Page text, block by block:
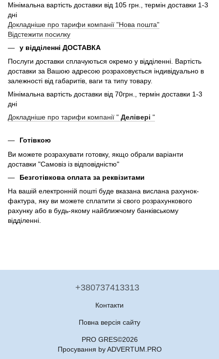
Мінімальна вартість доставки від 105 грн., термін доставки 1-3
дні
Докладніше про тарифи компанії "Нова пошта"
Відстежити посилку
у відділенні ДОСТАВКА
Послуги доставки сплачуються окремо у відділенні. Вартість
доставки за Вашою адресою розраховується індивідуально в
залежності від габаритів, ваги та типу товару.
Мінімальна вартість доставки від 70грн., термін доставки 1-3
дні
Докладніше про тарифи компанії " Делівері "
Готівкою
Ви можете розрахувати готовку, якщо обрали варіанти
доставки "Самовіз із відповідністю"
Безготівкова оплата за реквізитами
На вашій електронній пошті буде вказана вислана рахунок-
фактура, яку ви можете сплатити зі свого розрахункового
рахунку або в будь-якому найближчому банківському
відділенні.
+380737413313
Контакти
Повна версія сайту
PRO GRES©2026
Просування by ADVERTUM.PRO